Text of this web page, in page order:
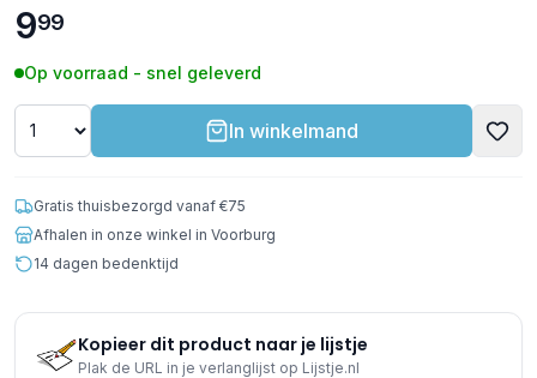
999
Op voorraad - snel geleverd
In winkelmand
Gratis thuisbezorgd vanaf €75
Afhalen in onze winkel in Voorburg
14 dagen bedenktijd
Kopieer dit product naar je lijstje
Plak de URL in je verlanglijst op Lijstje.nl